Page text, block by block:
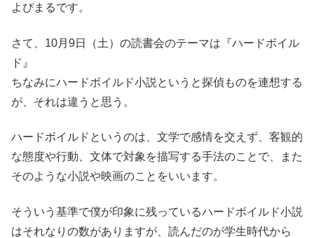
よぴまるです。
さて、10月9日（土）の読書会のテーマは『ハードボイル
ド』
ちなみにハードボイルド小説というと探偵ものを連想する
が、それは違うと思う。
ハードボイルドというのは、文学で感情を交えず、客観的
な態度や行動、文体で対象を描写する手法のことで、また
そのような小説や映画のことをいいます。
そういう基準で僕が印象に残っているハードボイルド小説
はそれなりの数がありますが、読んだのが学生時代から